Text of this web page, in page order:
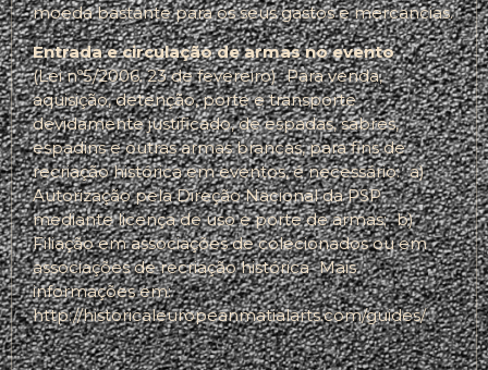
moeda bastante para os seus gastos e mercancias.
Entrada e circulação de armas no evento
(Lei nº5/2006. 23 de fevereiro) Para venda,
aquisição, detenção, porte e transporte
devidamente justificado, de espadas, sabres,
espadins e outras armas brancas, para fins de
recriação histórica em eventos, é necessário: a)
Autorização pela Direção Nacional da PSP
mediante licença de uso e porte de armas; b)
Filiação em associações de colecionados ou em
associações de recriação histórica Mais
informações em:
http://historicaleuropeanmatialarts.com/guides/